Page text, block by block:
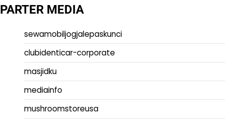
PARTER MEDIA
sewamobiljogjalepaskunci
clubidenticar-corporate
masjidku
mediainfo
mushroomstoreusa